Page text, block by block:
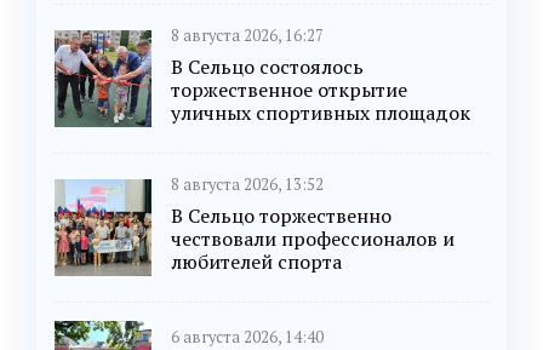
8 августа 2026, 16:27
В Сельцо состоялось
торжественное открытие
уличных спортивных площадок
8 августа 2026, 13:52
В Сельцо торжественно
чествовали профессионалов и
любителей спорта
6 августа 2026, 14:40